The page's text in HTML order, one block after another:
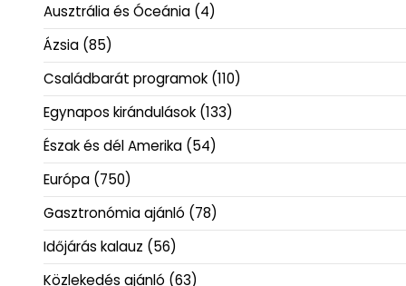
Ausztrália és Óceánia (4)
Ázsia (85)
Családbarát programok (110)
Egynapos kirándulások (133)
Észak és dél Amerika (54)
Európa (750)
Gasztronómia ajánló (78)
Időjárás kalauz (56)
Közlekedés ajánló (63)